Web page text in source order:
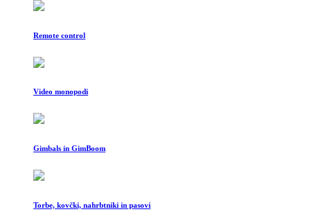
Remote control
Video monopodi
Gimbals in GimBoom
Torbe, kovčki, nahrbtniki in pasovi